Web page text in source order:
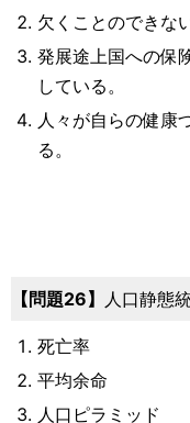
欠くことのできな
発展途上国への保
している。
人々が自らの健康
る。
26 人口静態
死亡率
平均余命
人口ピラミッド